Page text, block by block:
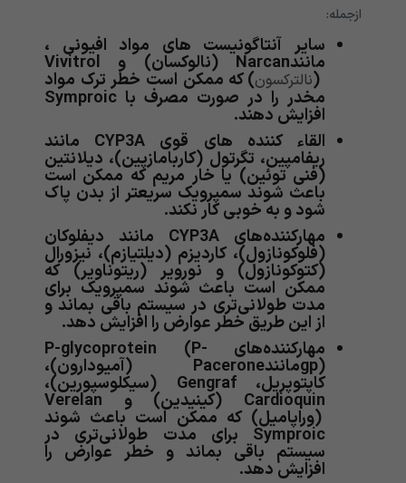
ازجمله:
سایر آنتاگونیست های مواد افیونی ،
مانندNarcan (نالوکسان) و Vivitrol
(نالترکسون) که ممکن است خطر ترک مواد
مخدر را در صورت مصرف با Symproic
افزایش دهند.
القاء کننده های قوی CYP3A مانند
ریفامپین، تگرتول (کاربامازپین)، دیلانتین
(فنی توئین) یا خار مریم که ممکن است
باعث شوند سمپرویک سریعتر از بدن پاک
شود و به خوبی کار نکند.
مهارکننده‌های CYP3A مانند دیفلوکان
(فلوکونازول)، کاردیزم (دیلتیازم)، نیزورال
(کتوکونازول) و نورویر (ریتوناویر) که
ممکن است باعث شوند سمپرویک برای
مدت طولانی‌تری در سیستم باقی بماند و
از این طریق خطر عوارض را افزایش دهد.
مهارکننده‌های P-glycoprotein (P-
gp)مانندPacerone (آمیودارون)،
کاپتوپریل، Gengraf (سیکلوسپورین)،
Cardioquin (کینیدین) و Verelan
(وراپامیل) که ممکن است باعث شوند
Symproic برای مدت طولانی‌تری در
سیستم باقی بماند و خطر عوارض را
افزایش دهد.